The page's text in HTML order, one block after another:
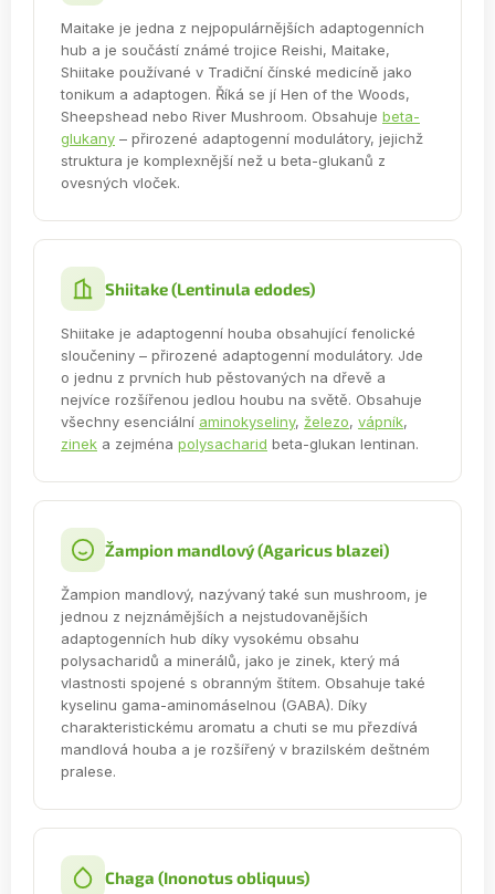
Maitake je jedna z nejpopulárnějších adaptogenních
hub a je součástí známé trojice Reishi, Maitake,
Shiitake používané v Tradiční čínské medicíně jako
tonikum a adaptogen. Říká se jí Hen of the Woods,
Sheepshead nebo River Mushroom. Obsahuje beta-
glukany – přirozené adaptogenní modulátory, jejichž
struktura je komplexnější než u beta-glukanů z
ovesných vloček.
Shiitake (Lentinula edodes)
Shiitake je adaptogenní houba obsahující fenolické
sloučeniny – přirozené adaptogenní modulátory. Jde
o jednu z prvních hub pěstovaných na dřevě a
nejvíce rozšířenou jedlou houbu na světě. Obsahuje
všechny esenciální aminokyseliny, železo, vápník,
zinek a zejména polysacharid beta-glukan lentinan.
Žampion mandlový (Agaricus blazei)
Žampion mandlový, nazývaný také sun mushroom, je
jednou z nejznámějších a nejstudovanějších
adaptogenních hub díky vysokému obsahu
polysacharidů a minerálů, jako je zinek, který má
vlastnosti spojené s obranným štítem. Obsahuje také
kyselinu gama-aminomáselnou (GABA). Díky
charakteristickému aromatu a chuti se mu přezdívá
mandlová houba a je rozšířený v brazilském deštném
pralese.
Chaga (Inonotus obliquus)